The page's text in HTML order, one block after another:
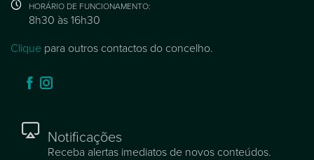
HORÁRIO DE FUNCIONAMENTO:
8h30 às 16h30
Clique para outros contactos do concelho.
Notificações
Receba alertas imediatos de novos conteúdos.